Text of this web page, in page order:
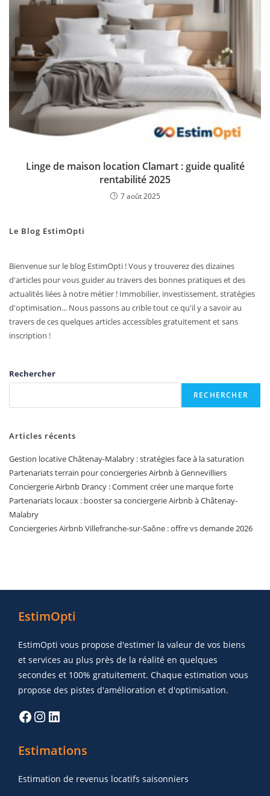
Linge de maison location Clamart : guide qualité
rentabilité 2025
7 août 2025
Le Blog EstimOpti
Bienvenue sur le blog EstimOpti ! Vous y trouverez des dizaines
d'articles pour vous guider au travers des bonnes pratiques et des
actualités liées à notre métier ! Immobilier, investissement, stratégies
d'optimisation... Nous passons au crible tout ce qu'il y a savoir au
travers de ces quelques articles accessibles gratuitement et sans
inscription !
Rechercher
RECHERCHER
Articles récents
Gestion locative Châtenay-Malabry : stratégies face à la saturation
Partenariats terrain pour conciergeries Airbnb à Gennevilliers
Conciergerie Airbnb Drancy : Comment créer une marque forte
Partenariats locaux : booster sa conciergerie Airbnb à Châtenay-
Malabry
Conciergeries Airbnb Villefranche-sur-Saône : offre vs demande 2026
EstimOpti
EstimOpti vous propose d'estimer la valeur de vos biens
et services au plus près de la réalité en quelques
secondes et 100% gratuitement. Chaque estimation vous
propose des pistes d'amélioration et d'optimisation.
Estimations
Estimation de revenus locatifs saisonniers